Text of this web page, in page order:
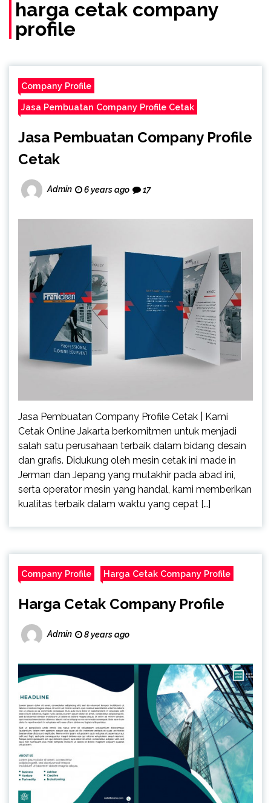
harga cetak company
profile
Company Profile
Jasa Pembuatan Company Profile Cetak
Jasa Pembuatan Company Profile
Cetak
Admin 6 years ago 17
Jasa Pembuatan Company Profile Cetak | Kami
Cetak Online Jakarta berkomitmen untuk menjadi
salah satu perusahaan terbaik dalam bidang desain
dan grafis. Didukung oleh mesin cetak ini made in
Jerman dan Jepang yang mutakhir pada abad ini,
serta operator mesin yang handal, kami memberikan
kualitas terbaik dalam waktu yang cepat […]
Company Profile Harga Cetak Company Profile
Harga Cetak Company Profile
Admin 8 years ago